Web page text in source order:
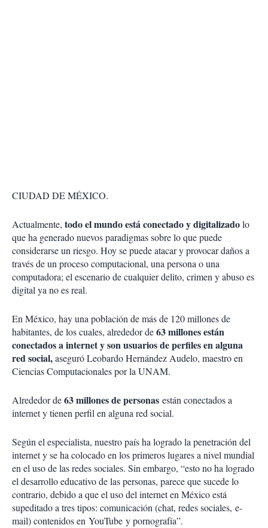
CIUDAD DE MÉXICO.
Actualmente, todo el mundo está conectado y digitalizadolo
que ha generado nuevos paradigmas sobre lo que puede
considerarse un riesgo. Hoy se puede atacar y provocar daños a
través de un proceso computacional, una persona o una
computadora; el escenario de cualquier delito, crimen y abuso es
digital ya no es real.
En México, hay una población de más de 120 millones de
habitantes, de los cuales, alrededor de63 millones están
conectados a internet y son usuarios de perfiles en alguna
red social,aseguró Leobardo Hernández Audelo, maestro en
Ciencias Computacionales por la UNAM.
Alrededor de63 millones de personas están conectados a
internet y tienen perfil en alguna red social.
Según el especialista, nuestro país ha logrado la penetración del
internet y se ha colocado en los primeros lugares a nivel mundial
en el uso de las redes sociales. Sin embargo, “esto no ha logrado
el desarrollo educativo de las personas, parece que sucede lo
contrario, debido a que el uso del internet en México está
supeditado a tres tipos: comunicación (chat, redes sociales, e-
mail) contenidos en YouTube y pornografía”.